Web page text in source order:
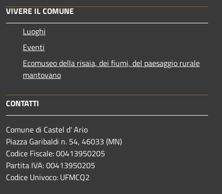
VIVERE IL COMUNE
Luoghi
Eventi
Ecomuseo della risaia, dei fiumi, del paesaggio rurale
mantovano
CONTATTI
Comune di Castel d' Ario
Piazza Garibaldi n. 54, 46033 (MN)
Codice Fiscale: 00413950205
Partita IVA: 00413950205
Codice Univoco: UFMCQ2